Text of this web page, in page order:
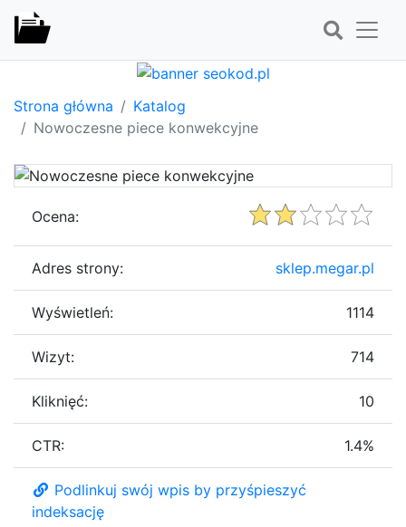
Strona główna
Katalog
Nowoczesne piece konwekcyjne
Ocena:
Adres strony: sklep.megar.pl
Wyświetleń: 1114
Wizyt: 714
Kliknięć: 10
CTR: 1.4%
Podlinkuj swój wpis by przyśpieszyć
indeksację